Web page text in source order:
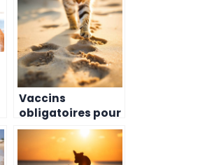
Vaccins
obligatoires pour
importer un
animal à l’île
Maurice